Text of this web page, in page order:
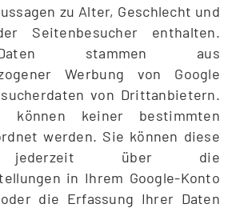
zu Alter, Geschlecht und
Seitenbesucher enthalten.
stammen aus
Werbung von Google
von Drittanbietern.
können keiner bestimmten
werden. Sie können diese
jederzeit über die
in Ihrem Google-Konto
die Erfassung Ihrer Daten